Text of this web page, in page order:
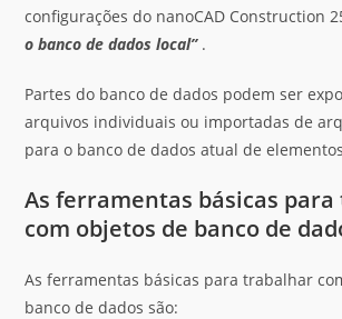
configurações do nanoCAD Construction
o banco de dados local”.
Partes do banco de dados podem ser
arquivos individuais ou importadas de
para o banco de dados atual de
As ferramentas básicas
com objetos de banco de
As ferramentas básicas para trabalhar
banco de dados são: